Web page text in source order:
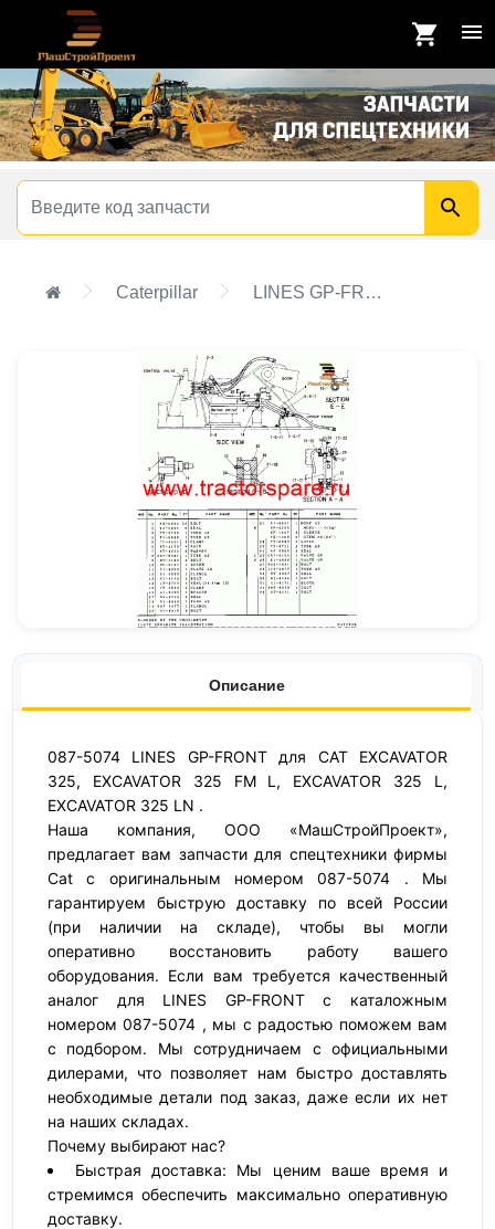
Caterpillar LINES GP-FRONT
Описание
087-5074 LINES GP-FRONT для CAT EXCAVATOR
325, EXCAVATOR 325 FM L, EXCAVATOR 325 L,
EXCAVATOR 325 LN .
Наша компания, ООО «МашСтройПроект»,
предлагает вам запчасти для спецтехники фирмы
Cat с оригинальным номером 087-5074 . Мы
гарантируем быструю доставку по всей России
(при наличии на складе), чтобы вы могли
оперативно восстановить работу вашего
оборудования. Если вам требуется качественный
аналог для LINES GP-FRONT с каталожным
номером 087-5074 , мы с радостью поможем вам
с подбором. Мы сотрудничаем с официальными
дилерами, что позволяет нам быстро доставлять
необходимые детали под заказ, даже если их нет
на наших складах.
Почему выбирают нас?
Быстрая доставка: Мы ценим ваше время и
стремимся обеспечить максимально оперативную
доставку.